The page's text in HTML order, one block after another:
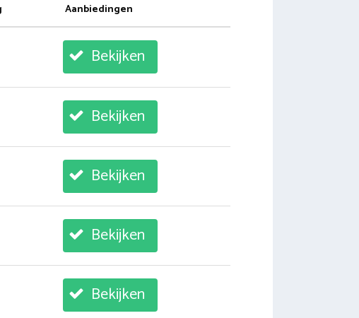
Aanbiedingen
Bekijken
Bekijken
Bekijken
Bekijken
Bekijken